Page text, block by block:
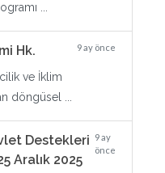
...
Hk. 9 ay önce
ve İklim
döngüsel ...
Destekleri
Aralık 2025
9 ay
önce